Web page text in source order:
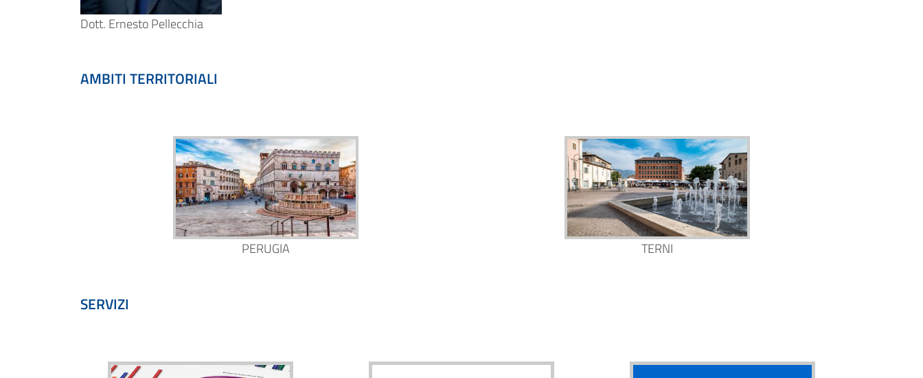
Dott. Ernesto Pellecchia
AMBITI TERRITORIALI
PERUGIA TERNI
SERVIZI